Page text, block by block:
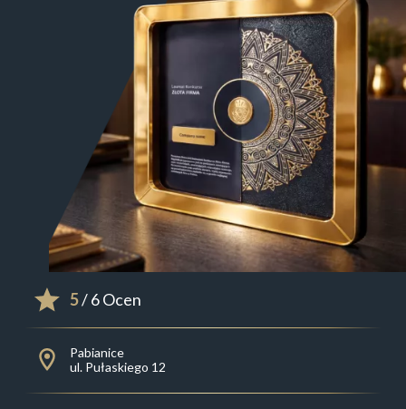
5/ 6 Ocen
Pabianice
ul. Pułaskiego 12